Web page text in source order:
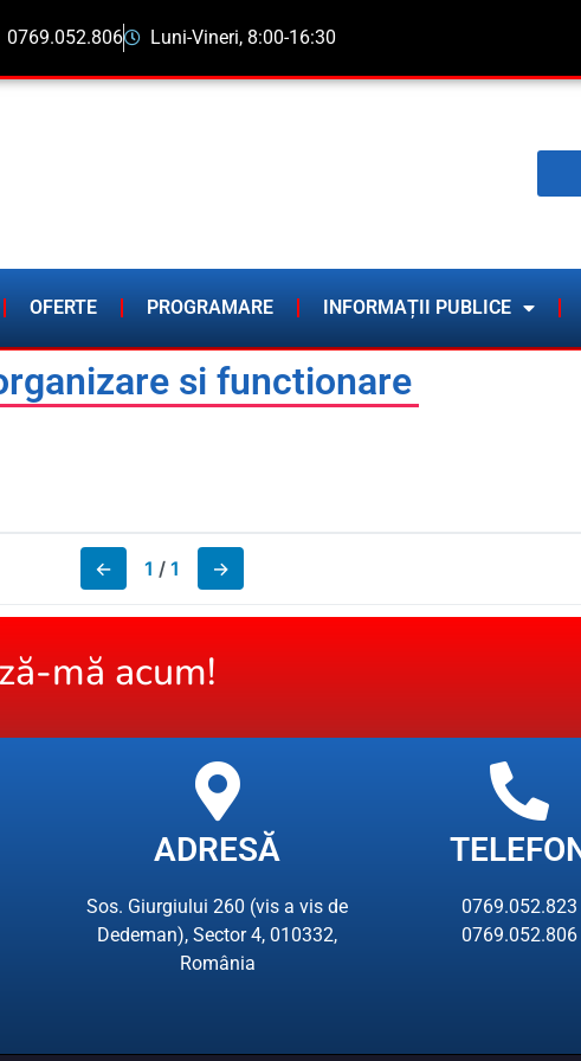
0769.052.806 Luni-Vineri, 8:00-16:30
OFERTE PROGRAMARE INFORMAȚII PUBLICE
si functionare
← 1 / 1 →
mă acum!
ADRESĂ
Sos. Giurgiului 260 (vis a vis de
Dedeman), Sector 4, 010332,
România
0769.052.823
0769.052.806